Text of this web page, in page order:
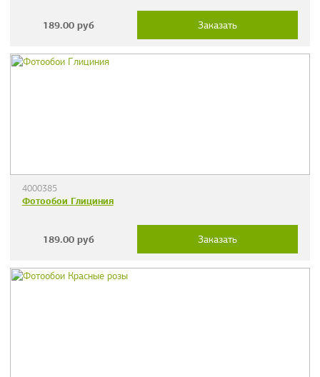
189.00 руб Заказать
4000385
Фотообои Глициния
189.00 руб Заказать